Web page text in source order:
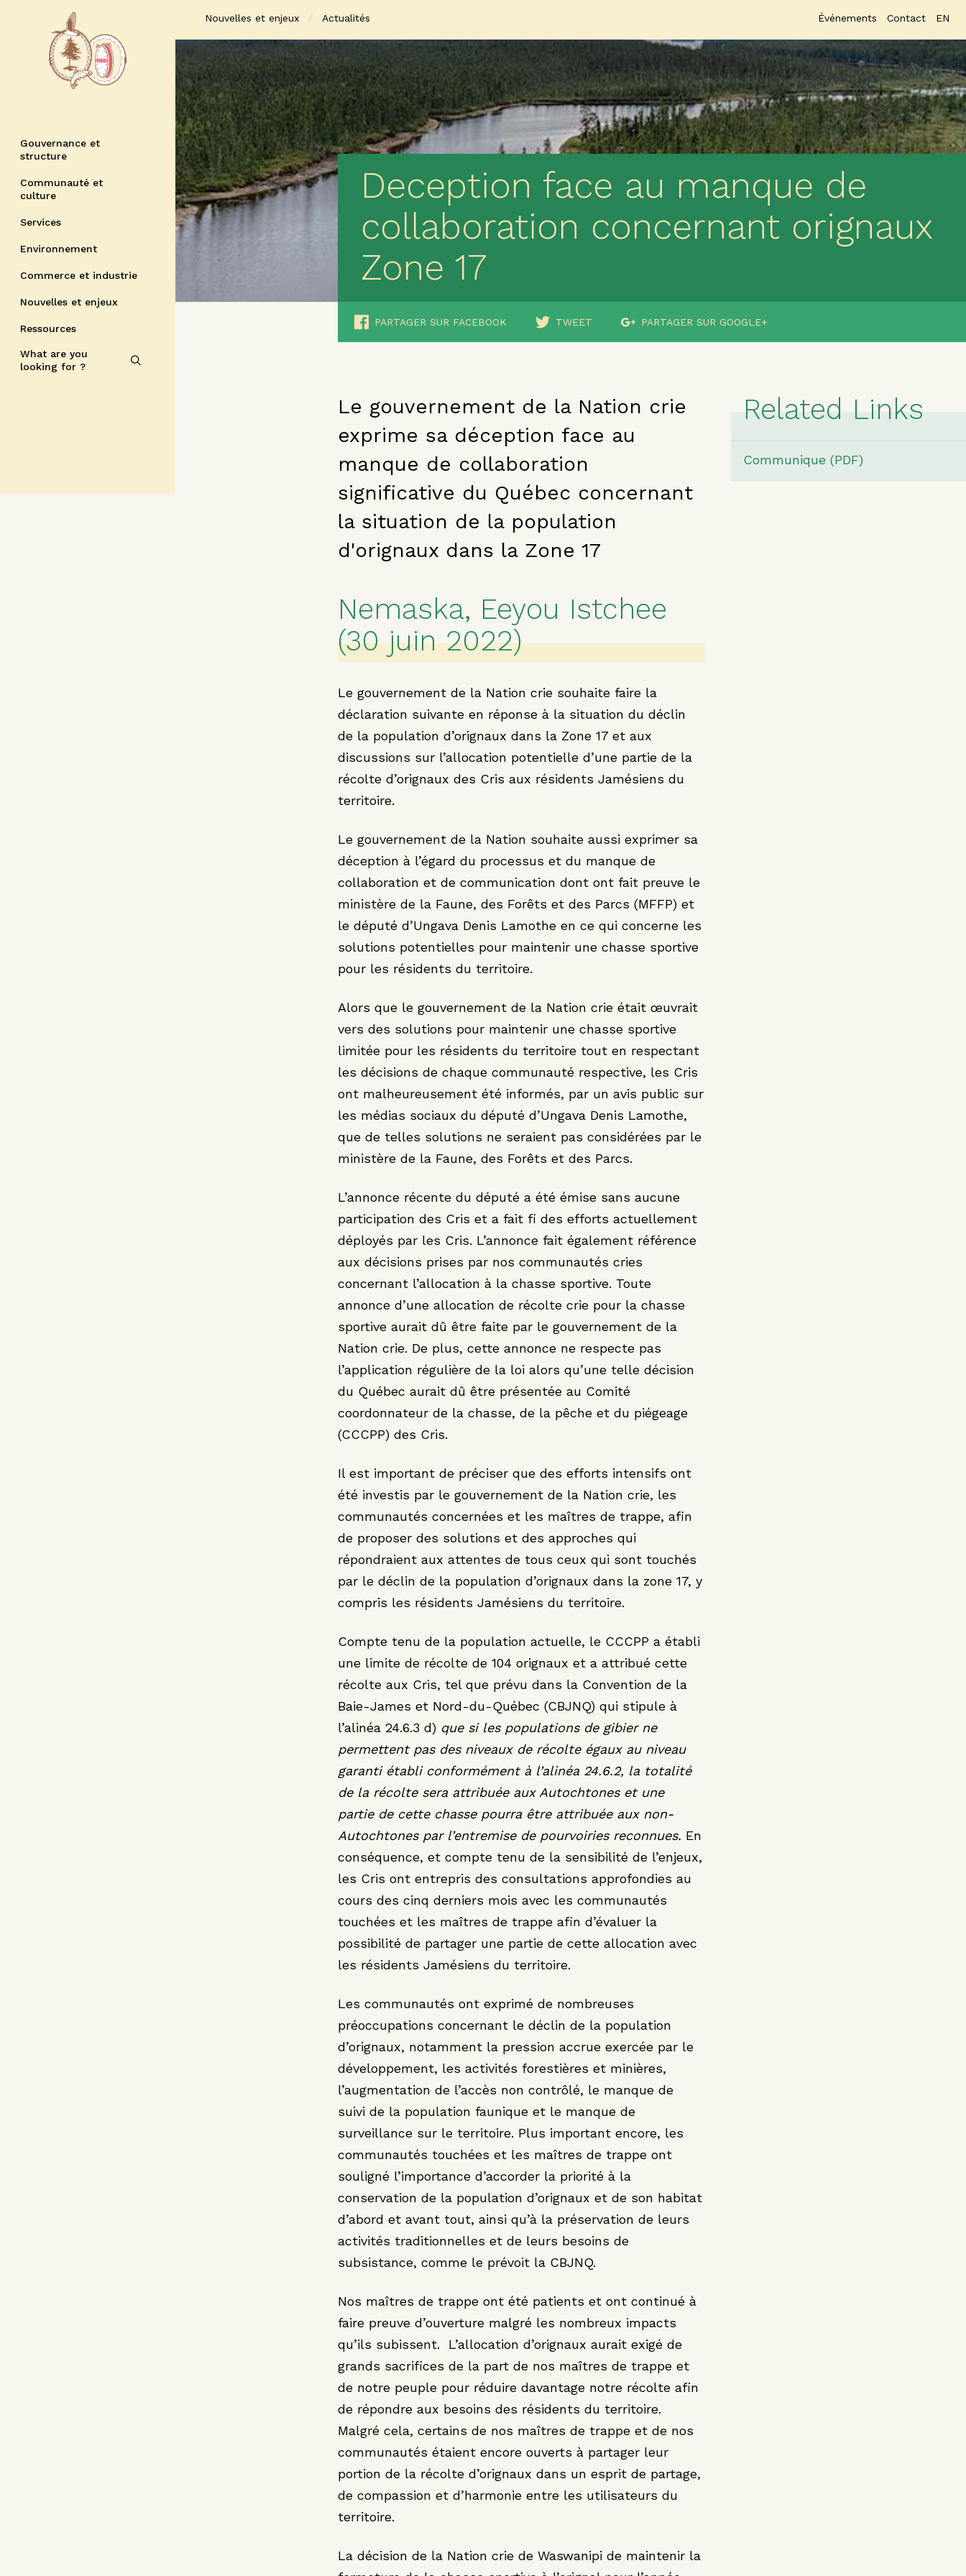
Gouvernance et
structure
Communauté et
culture
Services
Environnement
Commerce et industrie
Nouvelles et enjeux
Ressources
What are you
looking for ?
Nouvelles et enjeux Actualités Événements Contact EN
Deception face au manque de
collaboration concernant orignaux
Zone 17
PARTAGER SUR FACEBOOK TWEET PARTAGER SUR GOOGLE+
Le gouvernement de la Nation crie
exprime sa déception face au
manque de collaboration
significative du Québec concernant
la situation de la population
d'orignaux dans la Zone 17
Nemaska, Eeyou Istchee
(30 juin 2022)
Le gouvernement de la Nation crie souhaite faire la
déclaration suivante en réponse à la situation du déclin
de la population d’orignaux dans la Zone 17 et aux
discussions sur l’allocation potentielle d’une partie de la
récolte d’orignaux des Cris aux résidents Jamésiens du
territoire.
Le gouvernement de la Nation souhaite aussi exprimer sa
déception à l’égard du processus et du manque de
collaboration et de communication dont ont fait preuve le
ministère de la Faune, des Forêts et des Parcs (MFFP) et
le député d’Ungava Denis Lamothe en ce qui concerne les
solutions potentielles pour maintenir une chasse sportive
pour les résidents du territoire.
Alors que le gouvernement de la Nation crie était œuvrait
vers des solutions pour maintenir une chasse sportive
limitée pour les résidents du territoire tout en respectant
les décisions de chaque communauté respective, les Cris
ont malheureusement été informés, par un avis public sur
les médias sociaux du député d’Ungava Denis Lamothe,
que de telles solutions ne seraient pas considérées par le
ministère de la Faune, des Forêts et des Parcs.
L’annonce récente du député a été émise sans aucune
participation des Cris et a fait fi des efforts actuellement
déployés par les Cris. L’annonce fait également référence
aux décisions prises par nos communautés cries
concernant l’allocation à la chasse sportive. Toute
annonce d’une allocation de récolte crie pour la chasse
sportive aurait dû être faite par le gouvernement de la
Nation crie. De plus, cette annonce ne respecte pas
l’application régulière de la loi alors qu’une telle décision
du Québec aurait dû être présentée au Comité
coordonnateur de la chasse, de la pêche et du piégeage
(CCCPP) des Cris.
Il est important de préciser que des efforts intensifs ont
été investis par le gouvernement de la Nation crie, les
communautés concernées et les maîtres de trappe, afin
de proposer des solutions et des approches qui
répondraient aux attentes de tous ceux qui sont touchés
par le déclin de la population d’orignaux dans la zone 17, y
compris les résidents Jamésiens du territoire.
Compte tenu de la population actuelle, le CCCPP a établi
une limite de récolte de 104 orignaux et a attribué cette
récolte aux Cris, tel que prévu dans la Convention de la
Baie-James et Nord-du-Québec (CBJNQ) qui stipule à
l’alinéa 24.6.3 d) que si les populations de gibier ne
permettent pas des niveaux de récolte égaux au niveau
garanti établi conformément à l’alinéa 24.6.2, la totalité
de la récolte sera attribuée aux Autochtones et une
partie de cette chasse pourra être attribuée aux non-
Autochtones par l’entremise de pourvoiries reconnues. En
conséquence, et compte tenu de la sensibilité de l’enjeux,
les Cris ont entrepris des consultations approfondies au
cours des cinq derniers mois avec les communautés
touchées et les maîtres de trappe afin d’évaluer la
possibilité de partager une partie de cette allocation avec
les résidents Jamésiens du territoire.
Les communautés ont exprimé de nombreuses
préoccupations concernant le déclin de la population
d’orignaux, notamment la pression accrue exercée par le
développement, les activités forestières et minières,
l’augmentation de l’accès non contrôlé, le manque de
suivi de la population faunique et le manque de
surveillance sur le territoire. Plus important encore, les
communautés touchées et les maîtres de trappe ont
souligné l’importance d’accorder la priorité à la
conservation de la population d’orignaux et de son habitat
d’abord et avant tout, ainsi qu’à la préservation de leurs
activités traditionnelles et de leurs besoins de
subsistance, comme le prévoit la CBJNQ.
Nos maîtres de trappe ont été patients et ont continué à
faire preuve d’ouverture malgré les nombreux impacts
qu’ils subissent. L’allocation d’orignaux aurait exigé de
grands sacrifices de la part de nos maîtres de trappe et
de notre peuple pour réduire davantage notre récolte afin
de répondre aux besoins des résidents du territoire.
Malgré cela, certains de nos maîtres de trappe et de nos
communautés étaient encore ouverts à partager leur
portion de la récolte d’orignaux dans un esprit de partage,
de compassion et d’harmonie entre les utilisateurs du
territoire.
La décision de la Nation crie de Waswanipi de maintenir la
Related Links
Communique (PDF)